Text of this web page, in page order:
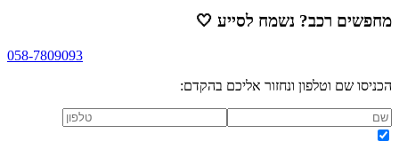
מחפשים רכב? נשמח לסייע 🤍
058-7809093
הכניסו שם וטלפון ונחזור אליכם בהקדם: